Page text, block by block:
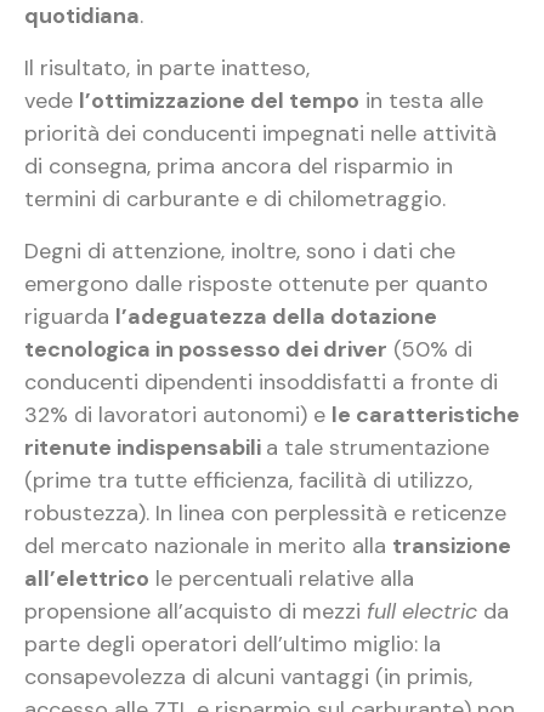
quotidiana.
Il risultato, in parte inatteso,
vede l’ottimizzazione del tempo in testa alle
priorità dei conducenti impegnati nelle attività
di consegna, prima ancora del risparmio in
termini di carburante e di chilometraggio.
Degni di attenzione, inoltre, sono i dati che
emergono dalle risposte ottenute per quanto
riguarda l’adeguatezza della dotazione
tecnologica in possesso dei driver (50% di
conducenti dipendenti insoddisfatti a fronte di
32% di lavoratori autonomi) e le caratteristiche
ritenute indispensabili a tale strumentazione
(prime tra tutte efficienza, facilità di utilizzo,
robustezza). In linea con perplessità e reticenze
del mercato nazionale in merito alla transizione
all’elettrico le percentuali relative alla
propensione all’acquisto di mezzi full electric da
parte degli operatori dell’ultimo miglio: la
consapevolezza di alcuni vantaggi (in primis,